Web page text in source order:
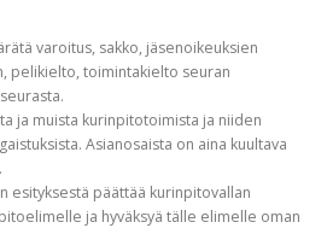
varoitus, sakko, jäsenoikeuksien
pelikielto, toimintakielto seuran
ja muista kurinpitotoimista ja niiden
Asianosaista on aina kuultava
esityksestä päättää kurinpitovallan
ja hyväksyä tälle elimelle oman